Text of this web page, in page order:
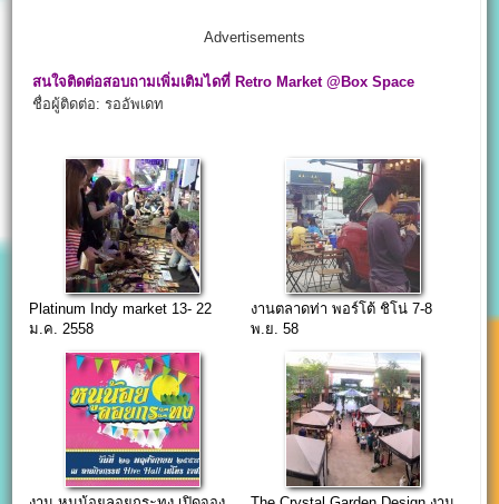
Advertisements
สนใจติดต่อสอบถามเพิ่มเติมไดที่ Retro Market @Box Space
ชื่อผู้ติดต่อ: รออัพเดท
Platinum Indy market 13- 22
ม.ค. 2558
งานตลาดท่า พอร์โต้ ชิโน่ 7-8
พ.ย. 58